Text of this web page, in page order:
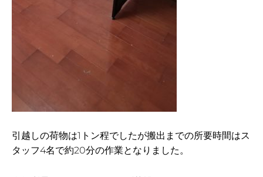
引越しの荷物は1トン程でしたが搬出までの所要時間はス
タッフ4名で約20分の作業となりました。